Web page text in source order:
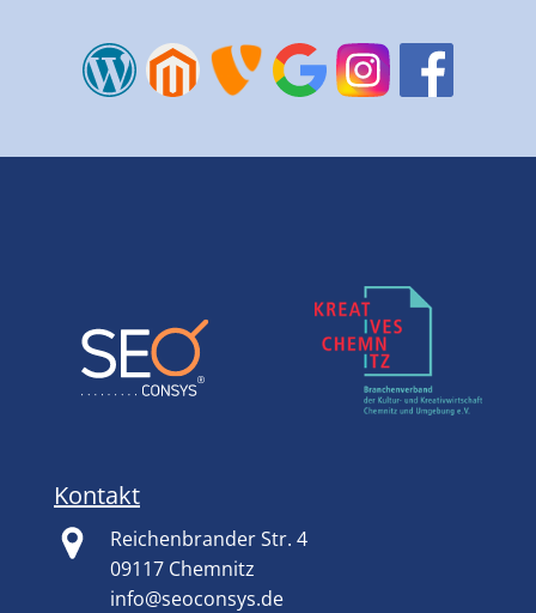
Kontakt
Reichenbrander Str. 4
09117 Chemnitz
info@seoconsys.de